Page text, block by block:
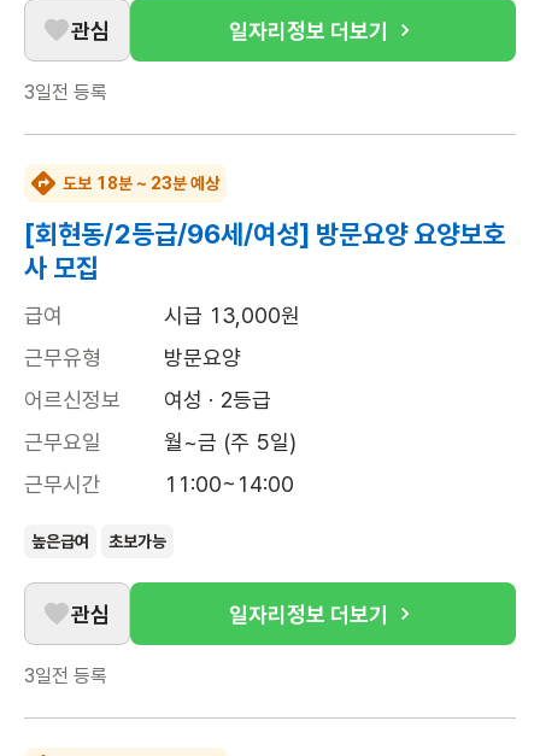
관심 일자리정보 더보기
3일전 등록
도보 18분 ~ 23분 예상
[회현동/2등급/96세/여성] 방문요양 요양보호
사 모집
급여
시급 13,000원
근무유형
방문요양
어르신정보
여성 · 2등급
근무요일
월~금 (주 5일)
근무시간
11:00~14:00
높은급여 초보가능
관심 일자리정보 더보기
3일전 등록